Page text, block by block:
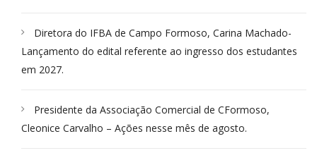
Diretora do IFBA de Campo Formoso, Carina Machado-
Lançamento do edital referente ao ingresso dos estudantes
em 2027.
Presidente da Associação Comercial de CFormoso,
Cleonice Carvalho – Ações nesse mês de agosto.